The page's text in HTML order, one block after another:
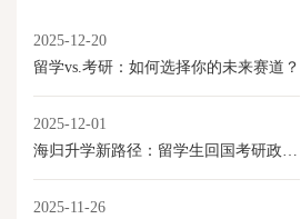
2025-12-20
留学vs.考研：如何选择你的未来赛道？
2025-12-01
2025-11-26